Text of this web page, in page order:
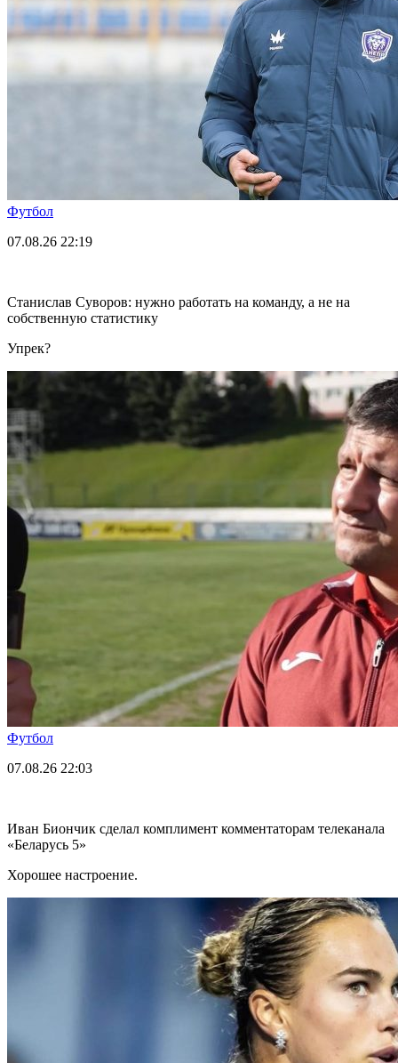
Футбол
07.08.26 22:19
Станислав Суворов: нужно работать на команду, а не на
собственную статистику
Упрек?
Футбол
07.08.26 22:03
Иван Биончик сделал комплимент комментаторам телеканала
«Беларусь 5»
Хорошее настроение.